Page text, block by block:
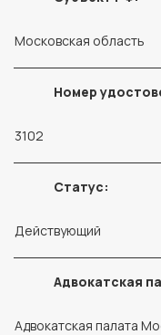
Московская область
Номер
3102
Статус:
Действующий
Адвокатская
Адвокатская палата